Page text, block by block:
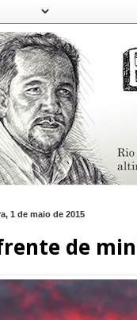
1 de maio de 2015
de